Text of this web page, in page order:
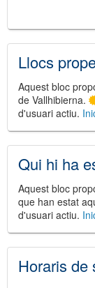
Llocs
Aquest bloc
de Vallhibierna.
d'usuari actiu.
Qui hi ha
Aquest bloc
que han estat
d'usuari actiu.
Horaris de